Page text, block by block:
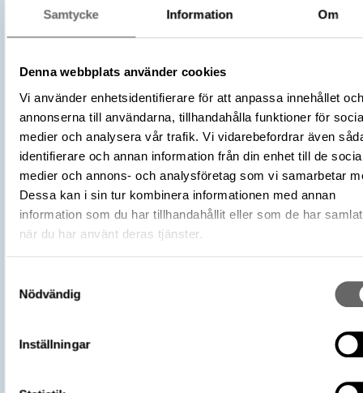
Samtycke Information Om
Denna webbplats använder cookies
Vi använder enhetsidentifierare för att anpassa innehållet och
annonserna till användarna, tillhandahålla funktioner för
medier och analysera vår trafik. Vi vidarebefordrar även
identifierare och annan information från din enhet till de
medier och annons- och analysföretag som vi samarbetar
Dessa kan i sin tur kombinera informationen med annan
information som du har tillhandahållit eller som de har
när du har använt deras tjänster.
Nödvändig
Inställningar
Arkeologisk samling
Material Ben obränt
Datering
Tidsperiod
Bronsålder period V
Föremålsnummer
612594_HST
Osteologisk
artbedömning
Homo sapiens(Människa)
Osteologisk
benslagsbedömning
Scapula (Skulderblad)
Förvärvsnummer
24965
Förvärv: 24965 på Catview
L2014:5336, Socken: Västra Ryd